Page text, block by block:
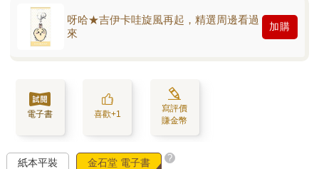
呀哈★吉伊卡哇旋風再起，精選周邊看過
來
加購
電子書 喜歡+1
寫評價
賺金幣
紙本平裝 金石堂 電子書 ?